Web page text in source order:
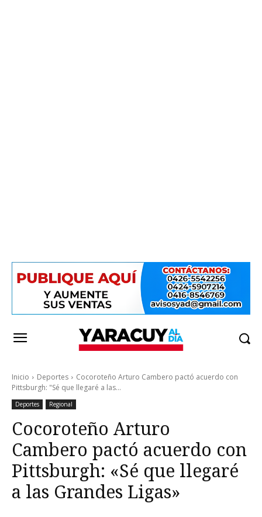
Inicio Deportes
Cocoroteño Arturo Cambero pactó acuerdo con
Pittsburgh: "Sé que llegaré a las...
Deportes Regional
Cocoroteño Arturo
Cambero pactó acuerdo con
Pittsburgh: «Sé que llegaré
a las Grandes Ligas»